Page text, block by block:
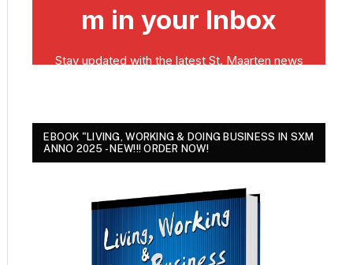
EBOOK "LIVING, WORKING & DOING BUSINESS IN SXM
ANNO 2025 - NEW!!! ORDER NOW!